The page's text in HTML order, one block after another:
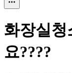
화장실청
요????